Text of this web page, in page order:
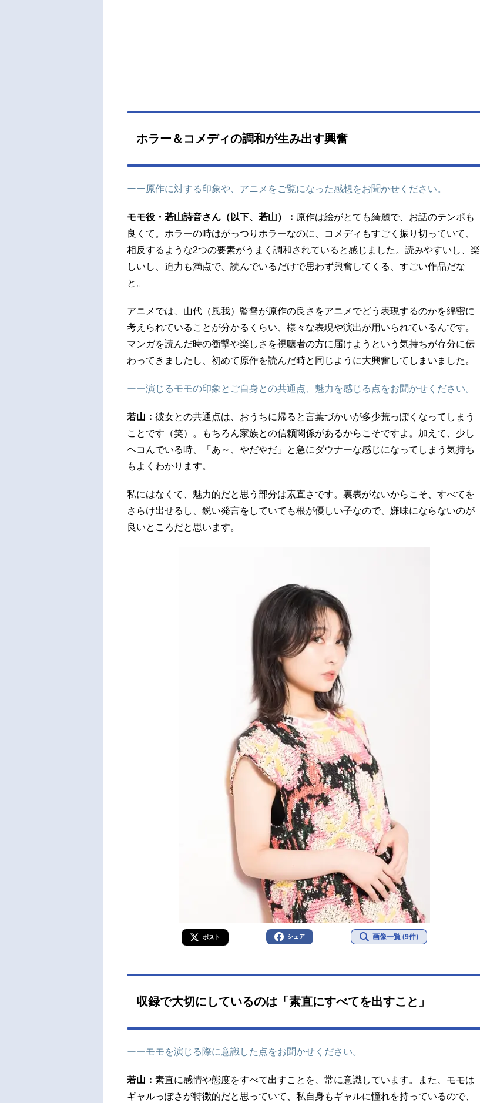
ホラー＆コメディの調和が生み出す興奮
ーー原作に対する印象や、アニメをご覧になった感想をお聞かせください。
モモ役・若山詩音さん（以下、若山）： 原作は絵がとても綺麗で、お話のテンポも
良くて。ホラーの時はがっつりホラーなのに、コメディもすごく振り切っていて、
相反するような2つの要素がうまく調和されていると感じました。読みやすいし、楽
しいし、迫力も満点で、読んでいるだけで思わず興奮してくる、すごい作品だな
と。
アニメでは、山代（風我）監督が原作の良さをアニメでどう表現するのかを綿密に
考えられていることが分かるくらい、様々な表現や演出が用いられているんです。
マンガを読んだ時の衝撃や楽しさを視聴者の方に届けようという気持ちが存分に伝
わってきましたし、初めて原作を読んだ時と同じように大興奮してしまいました。
ーー演じるモモの印象とご自身との共通点、魅力を感じる点をお聞かせください。
若山： 彼女との共通点は、おうちに帰ると言葉づかいが多少荒っぽくなってしまう
ことです（笑）。もちろん家族との信頼関係があるからこそですよ。加えて、少し
ヘコんでいる時、「あ～、やだやだ」と急にダウナーな感じになってしまう気持ち
もよくわかります。
私にはなくて、魅力的だと思う部分は素直さです。裏表がないからこそ、すべてを
さらけ出せるし、鋭い発言をしていても根が優しい子なので、嫌味にならないのが
良いところだと思います。
ポスト シェア 画像一覧 (9件)
収録で大切にしているのは「素直にすべてを出すこと」
ーーモモを演じる際に意識した点をお聞かせください。
若山： 素直に感情や態度をすべて出すことを、常に意識しています。また、モモは
ギャルっぽさが特徴的だと思っていて、私自身もギャルに憧れを持っているので、